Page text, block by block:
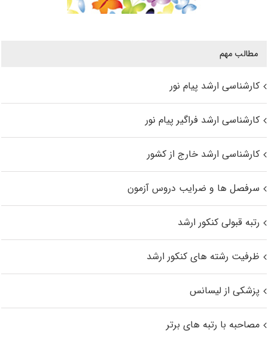
مطالب مهم
کارشناسی ارشد پیام نور
کارشناسی ارشد فراگیر پیام نور
کارشناسی ارشد خارج از کشور
سرفصل ها و ضرایب دروس آزمون
رتبه قبولی کنکور ارشد
ظرفیت رشته های کنکور ارشد
پزشکی از لیسانس
مصاحبه با رتبه های برتر